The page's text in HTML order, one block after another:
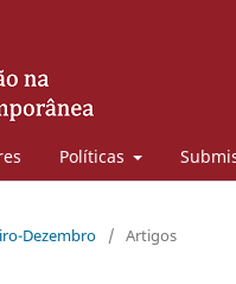
Políticas
Dezembro / Artigos